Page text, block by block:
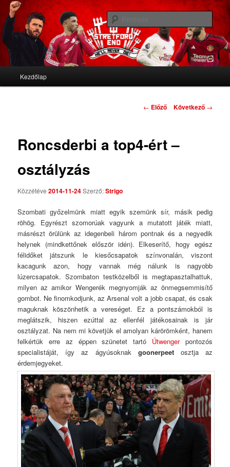
Stretford End
We'll never die
Tovább az elsődleges tartalomra
Tovább a másodlagos tartalomra
Kezdőlap
Bejegyzés navigáció
← Előző Következő →
Roncsderbi a top4-ért –
osztályzás
Közzétéve2014-11-24Szerző:Strigo
Szombati győzelmünk miatt egyik szemünk sír, másik pedig
röhög. Egyrészt szomorúak vagyunk a mutatott játék miatt,
másrészt örülünk az idegenbeli három pontnak és a negyedik
helynek (mindkettőnek először idén). Elkeserítő, hogy egész
félidőket játszunk le kiesőcsapatok színvonalán, viszont
kacagunk azon, hogy vannak még nálunk is nagyobb
lúzercsapatok. Szombaton testközelből is megtapasztalhattuk,
milyen az amikor Wengerék megnyomják az önmegsemmisítő
gombot. Ne finomkodjunk, az Arsenal volt a jobb csapat, és csak
maguknak köszönhetik a vereséget. Ez a pontszámokból is
meglátszik, hiszen ezúttal az ellenfél játékosainak is jár
osztályzat. Na nem mi követjük el amolyan kárörömként, hanem
felkértük erre az éppen szünetet tartó Útwengerpontozós
specialistáját, így az ágyúsoknak goonerpeetosztja az
érdemjegyeket.